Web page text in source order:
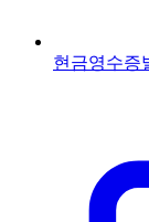
현금영수증